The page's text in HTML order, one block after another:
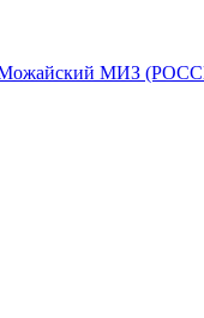
Можайский МИЗ